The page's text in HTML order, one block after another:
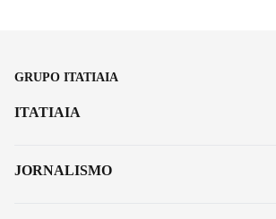
GRUPO ITATIAIA
ITATIAIA
JORNALISMO